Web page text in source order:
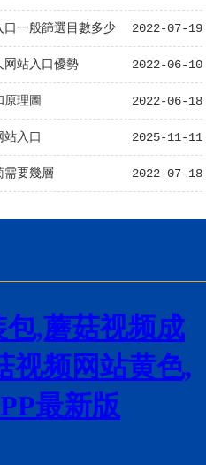
2022-07-19
一般篩選目數多少
2022-06-10
网站入口優勢
2022-06-18
原理圖
2025-11-11
站入口
2022-07-18
需要幾層